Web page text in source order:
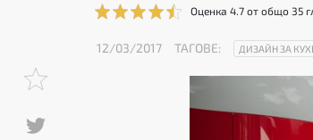
Оценка 4.7от общо 35
12/03/2017 ТАГОВЕ: ДИЗАЙН ЗА